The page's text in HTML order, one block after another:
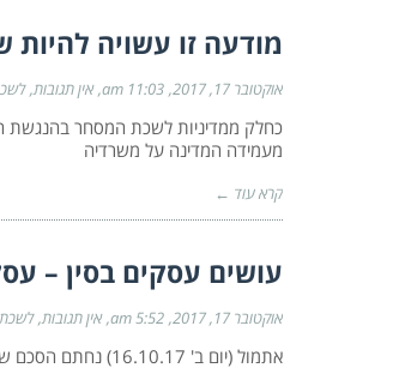
מודעה זו עשויה
אוקטובר 17, 2017 11:03 am אין תגובות
כחלק ממדיניות לשכת המסחר בהנגשת
מעמידה המדינה על משרדיה
קרא עוד ←
עושים עסקים בסין –
אוקטובר 17, 2017 5:52 am אין תגובות
אתמול (יום ב' 16.10.17) נחתם הסכם שיתופי ידע בתחומי חקלאות ותעשיית מזון בין העיר Dali במחוז Shanxi סין לחברנו חבר